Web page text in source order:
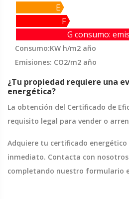
E
F
G consumo:
Consumo:KW h/m2 año
Emisiones: CO2/m2 año
¿Tu propiedad requiere una
energética?
La obtención del Certificado de
requisito legal para vender o
Adquiere tu certificado energético
inmediato. Contacta con
completando nuestro formulario